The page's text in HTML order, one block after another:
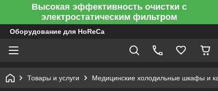
Высокая эффективность очистки с
электростатическим фильтром
Оборудование для HoReCa
Товары и услуги Медицинские холодильные шкафы и